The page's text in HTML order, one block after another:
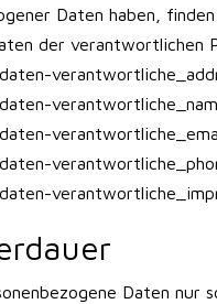
Daten haben,
der verantwortlichen
Daten nur